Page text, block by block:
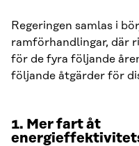
Regeringen samlas i
ramförhandlingar, där
för de fyra följande
följande åtgärder för
1. Mer fart åt